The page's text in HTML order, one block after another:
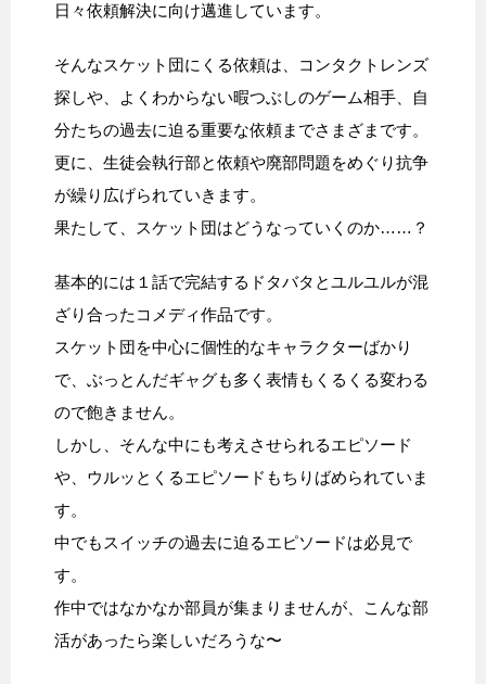
日々依頼解決に向け邁進しています。
そんなスケット団にくる依頼は、コンタクトレンズ
探しや、よくわからない暇つぶしのゲーム相手、自
分たちの過去に迫る重要な依頼までさまざまです。
更に、生徒会執行部と依頼や廃部問題をめぐり抗争
が繰り広げられていきます。
果たして、スケット団はどうなっていくのか……？
基本的には１話で完結するドタバタとユルユルが混
ざり合ったコメディ作品です。
スケット団を中心に個性的なキャラクターばかり
で、ぶっとんだギャグも多く表情もくるくる変わる
ので飽きません。
しかし、そんな中にも考えさせられるエピソード
や、ウルッとくるエピソードもちりばめられていま
す。
中でもスイッチの過去に迫るエピソードは必見で
す。
作中ではなかなか部員が集まりませんが、こんな部
活があったら楽しいだろうな〜